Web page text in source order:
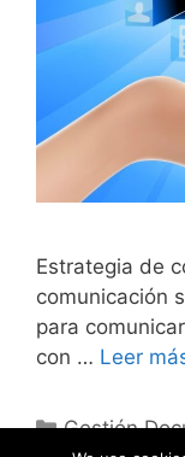
Estrategia de
comunicación
para
con … Leer
Categories
Gestión